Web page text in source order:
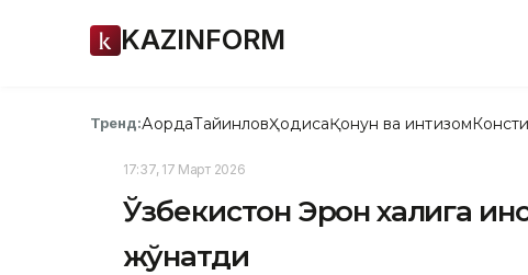
KAZINFORM
Тренд:АқордаТайинловҲодисаҚонун ва интизом
17:37, 17 Март 2026
Ўзбекистон Эрон халқига
жўнатди